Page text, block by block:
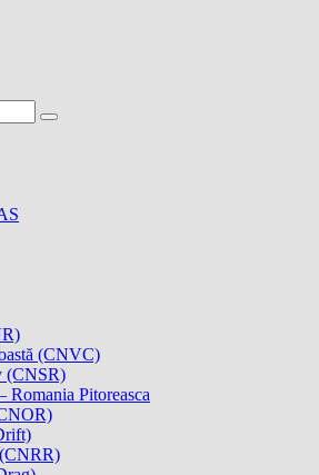
(CNVC)
(CNSR)
Romania Pitoreasca